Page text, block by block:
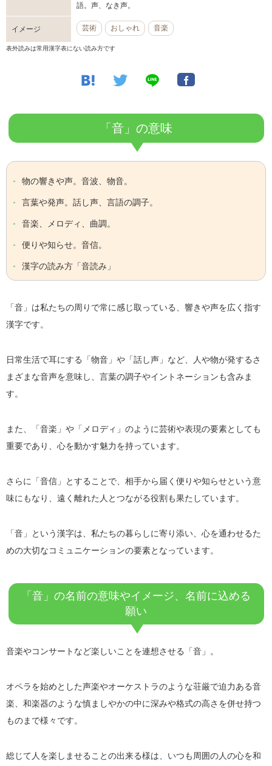
語。声、なき声。
イメージ 芸術 おしゃれ 音楽
表外読みは常用漢字表にない読み方です
「音」の意味
物の響きや声。音波、物音。
言葉や発声。話し声、言語の調子。
音楽、メロディ、曲調。
便りや知らせ。音信。
漢字の読み方「音読み」
「音」は私たちの周りで常に感じ取っている、響きや声を広く指す
漢字です。
日常生活で耳にする「物音」や「話し声」など、人や物が発するさ
まざまな音声を意味し、言葉の調子やイントネーションも含みま
す。
また、「音楽」や「メロディ」のように芸術や表現の要素としても
重要であり、心を動かす魅力を持っています。
さらに「音信」とすることで、相手から届く便りや知らせという意
味にもなり、遠く離れた人とつながる役割も果たしています。
「音」という漢字は、私たちの暮らしに寄り添い、心を通わせるた
めの大切なコミュニケーションの要素となっています。
「音」の名前の意味やイメージ、名前に込める
願い
音楽やコンサートなど楽しいことを連想させる「音」。
オペラを始めとした声楽やオーケストラのような荘厳で迫力ある音
楽、和楽器のような慎ましやかの中に深みや格式の高さを併せ持つ
ものまで様々です。
総じて人を楽しませることの出来る様は、いつも周囲の人の心を和